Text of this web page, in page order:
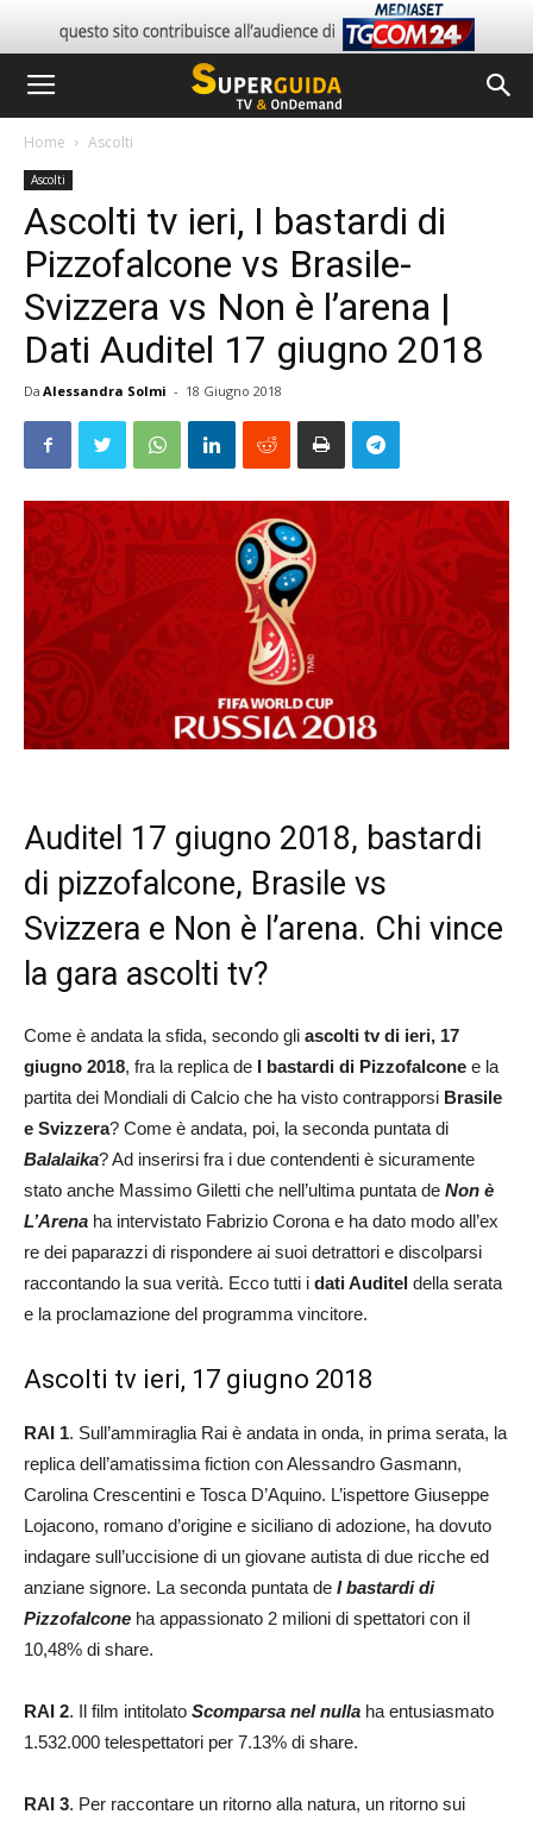
Home Ascolti
Ascolti
Ascolti tv ieri, I bastardi di
Pizzofalcone vs Brasile-
Svizzera vs Non è l’arena |
Dati Auditel 17 giugno 2018
Da Alessandra Solmi - 18 Giugno 2018
Auditel 17 giugno 2018, bastardi
di pizzofalcone, Brasile vs
Svizzera e Non è l’arena. Chi vince
la gara ascolti tv?
Come è andata la sfida, secondo gli ascolti tv di ieri, 17
giugno 2018, fra la replica de I bastardi di Pizzofalcone e la
partita dei Mondiali di Calcio che ha visto contrapporsi Brasile
e Svizzera? Come è andata, poi, la seconda puntata di
Balalaika? Ad inserirsi fra i due contendenti è sicuramente
stato anche Massimo Giletti che nell’ultima puntata de Non è
L’Arena ha intervistato Fabrizio Corona e ha dato modo all’ex
re dei paparazzi di rispondere ai suoi detrattori e discolparsi
raccontando la sua verità. Ecco tutti i dati Auditel della serata
e la proclamazione del programma vincitore.
Ascolti tv ieri, 17 giugno 2018
RAI 1. Sull’ammiraglia Rai è andata in onda, in prima serata, la
replica dell’amatissima fiction con Alessandro Gasmann,
Carolina Crescentini e Tosca D’Aquino. L’ispettore Giuseppe
Lojacono, romano d’origine e siciliano di adozione, ha dovuto
indagare sull’uccisione di un giovane autista di due ricche ed
anziane signore. La seconda puntata de I bastardi di
Pizzofalcone ha appassionato 2 milioni di spettatori con il
10,48% di share.
RAI 2. Il film intitolato Scomparsa nel nulla ha entusiasmato
1.532.000 telespettatori per 7.13% di share.
RAI 3. Per raccontare un ritorno alla natura, un ritorno sui